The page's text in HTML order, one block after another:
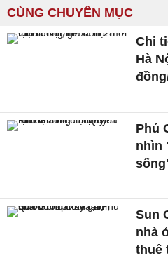
CÙNG CHUYÊN MỤC
Chi
Hà
Phú
nhìn
Sun
nhà
thuê